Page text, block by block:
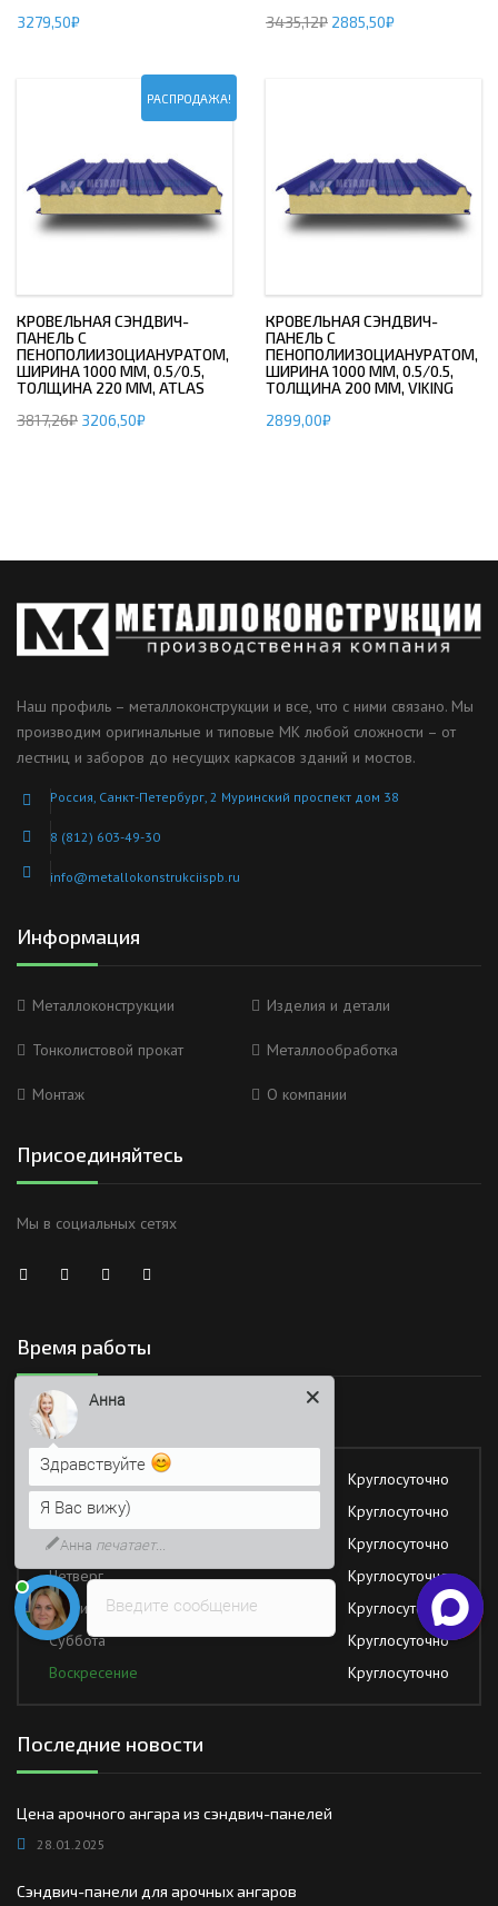
3279,50₽
3435,12₽ 2885,50₽
РАСПРОДАЖА!
КРОВЕЛЬНАЯ СЭНДВИЧ-
ПАНЕЛЬ С
ПЕНОПОЛИИЗОЦИАНУРАТОМ,
ШИРИНА 1000 ММ, 0.5/0.5,
ТОЛЩИНА 220 ММ, ATLAS
3817,26₽ 3206,50₽
КРОВЕЛЬНАЯ СЭНДВИЧ-
ПАНЕЛЬ С
ПЕНОПОЛИИЗОЦИАНУРАТОМ,
ШИРИНА 1000 ММ, 0.5/0.5,
ТОЛЩИНА 200 ММ, VIKING
2899,00₽
Наш профиль – металлоконструкции и все, что с ними связано. Мы
производим оригинальные и типовые МК любой сложности – от
лестниц и заборов до несущих каркасов зданий и мостов.
Россия, Санкт-Петербург, 2 Муринский проспект дом 38
8 (812) 603-49-30
info@metallokonstrukciispb.ru
Информация
Металлоконструкции Изделия и детали
Тонколистовой прокат Металлообработка
Монтаж О компании
Присоединяйтесь
Мы в социальных сетях
Время работы
Работаем без обеда и выходных
Понедельник
Круглосуточно
Вторник
Круглосуточно
Среда
Круглосуточно
Четверг
Круглосуточно
Пятница
Круглосуточно
Суббота
Круглосуточно
Воскресение
Круглосуточно
Последние новости
Цена арочного ангара из сэндвич-панелей
28.01.2025
Сэндвич-панели для арочных ангаров
Введите сообщение
Анна
Здравствуйте
Я Вас вижу)
Напишите сюда свой вопрос.
Возможно, его решение будет
быстрее